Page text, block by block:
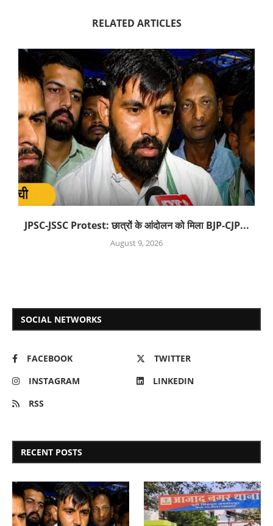
RELATED ARTICLES
JPSC-JSSC Protest: छात्रों के आंदोलन को मिला BJP-CJP...
August 9, 2026
SOCIAL NETWORKS
FACEBOOK
TWITTER
INSTAGRAM
LINKEDIN
RSS
RECENT POSTS